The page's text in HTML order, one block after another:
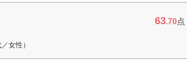
63.70点
女性）